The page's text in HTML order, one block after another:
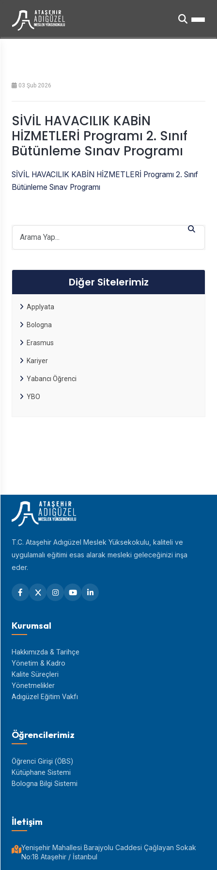
03 Şub 2026
SİVİL HAVACILIK KABİN
HİZMETLERİ Programı 2. Sınıf
Bütünleme Sınav Programı
SİVİL HAVACILIK KABİN HİZMETLERİ Programı 2. Sınıf
Bütünleme Sınav Programı
Diğer Sitelerimiz
Applyata
Bologna
Erasmus
Kariyer
Yabancı Öğrenci
YBO
T.C. Ataşehir Adıgüzel Meslek Yüksekokulu, kaliteli ve
uygulamalı eğitimi esas alarak mesleki geleceğinizi inşa
eder.
Kurumsal
Hakkımızda & Tarihçe
Yönetim & Kadro
Kalite Süreçleri
Yönetmelikler
Adıgüzel Eğitim Vakfı
Öğrencilerimiz
Öğrenci Girişi (ÖBS)
Kütüphane Sistemi
Bologna Bilgi Sistemi
İletişim
Yenişehir Mahallesi Barajyolu Caddesi Çağlayan Sokak
No:18 Ataşehir / İstanbul